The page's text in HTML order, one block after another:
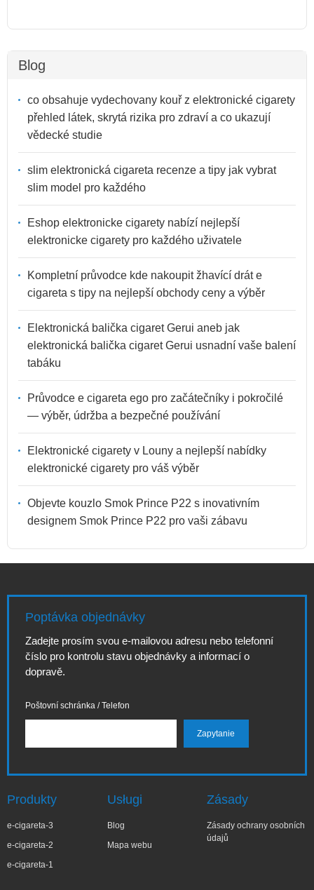
Blog
co obsahuje vydechovany kouř z elektronické cigarety
přehled látek, skrytá rizika pro zdraví a co ukazují
vědecké studie
slim elektronická cigareta recenze a tipy jak vybrat
slim model pro každého
Eshop elektronicke cigarety nabízí nejlepší
elektronicke cigarety pro každého uživatele
Kompletní průvodce kde nakoupit žhavící drát e
cigareta s tipy na nejlepší obchody ceny a výběr
Elektronická balička cigaret Gerui aneb jak
elektronická balička cigaret Gerui usnadní vaše balení
tabáku
Průvodce e cigareta ego pro začátečníky i pokročilé
— výběr, údržba a bezpečné používání
Elektronické cigarety v Louny a nejlepší nabídky
elektronické cigarety pro váš výběr
Objevte kouzlo Smok Prince P22 s inovativním
designem Smok Prince P22 pro vaši zábavu
Poptávka objednávky
Zadejte prosím svou e-mailovou adresu nebo telefonní
číslo pro kontrolu stavu objednávky a informací o
dopravě.
Poštovní schránka / Telefon
Produkty
e-cigareta-3
e-cigareta-2
e-cigareta-1
Usługi
Blog
Mapa webu
Zásady
Zásady ochrany osobních
údajů